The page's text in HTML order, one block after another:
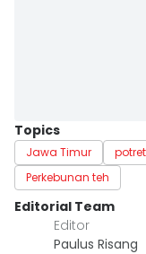
Topics
Jawa Timur potret
Perkebunan teh
Editorial Team
Editor
Paulus Risang